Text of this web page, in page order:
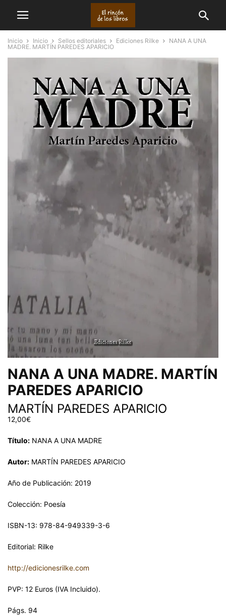
Inicio Inicio Sellos editoriales Ediciones Rilke
NANA A UNA
MADRE. MARTÍN PAREDES APARICIO
NANA A UNA MADRE. MARTÍN
PAREDES APARICIO
MARTÍN PAREDES APARICIO
12,00€
Título: NANA A UNA MADRE
Autor: MARTÍN PAREDES APARICIO
Año de Publicación: 2019
Colección: Poesía
ISBN-13: 978-84-949339-3-6
Editorial: Rilke
http://edicionesrilke.com
PVP: 12 Euros (IVA Incluido).
Págs. 94